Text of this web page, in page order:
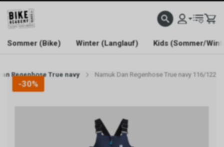
WELCOME TO BIKE ACADEMY
Sommer (Bike) Winter (Langlauf) Kids (Sommer/
Regenhose True navy Namuk Dan Regenhose True navy 116/122
-30%